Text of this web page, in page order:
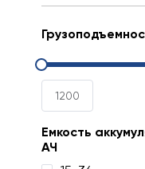
Емкость
АЧ